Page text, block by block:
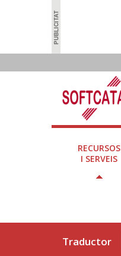
RECURSOS
I SERVEIS
Traductor